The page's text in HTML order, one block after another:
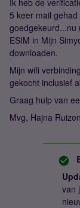
Ik heb de
5 keer mail
goedgekeurd...nu
ESIM in Mijn
downloaden.
Mijn wifi
gekocht inclusief
Graag hulp van
Mvg, Hajna
van